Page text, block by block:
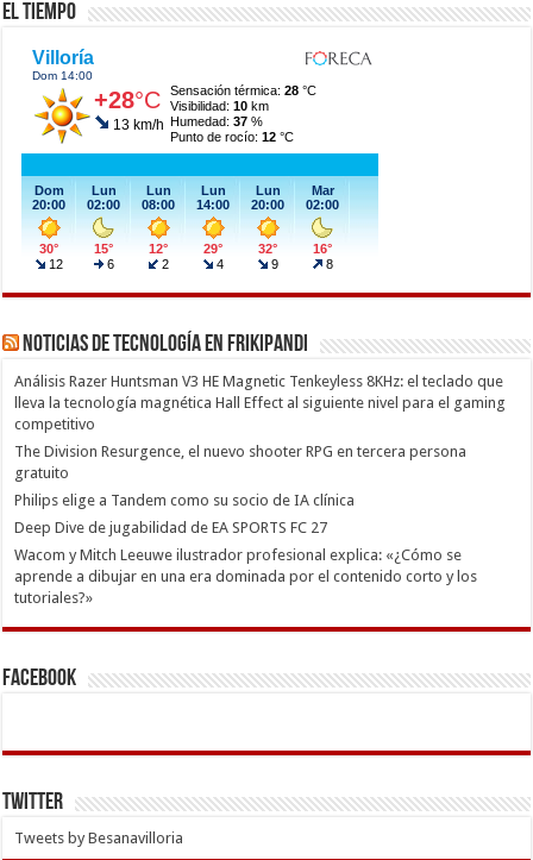
El Tiempo
Noticias de Tecnología en Frikipandi
Análisis Razer Huntsman V3 HE Magnetic Tenkeyless 8KHz: el teclado que
lleva la tecnología magnética Hall Effect al siguiente nivel para el gaming
competitivo
The Division Resurgence, el nuevo shooter RPG en tercera persona
gratuito
Philips elige a Tandem como su socio de IA clínica
Deep Dive de jugabilidad de EA SPORTS FC 27
Wacom y Mitch Leeuwe ilustrador profesional explica: «¿Cómo se
aprende a dibujar en una era dominada por el contenido corto y los
tutoriales?»
Facebook
Twitter
Tweets by Besanavilloria